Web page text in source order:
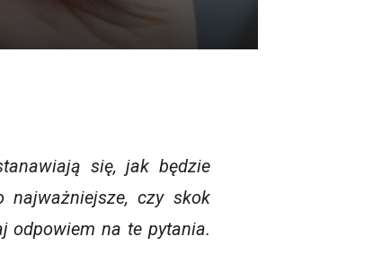
się, jak będzie
najważniejsze, czy skok
odpowiem na te pytania.